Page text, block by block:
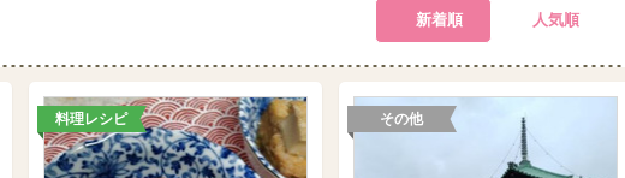
新着順 人気順
料理レシピ その他